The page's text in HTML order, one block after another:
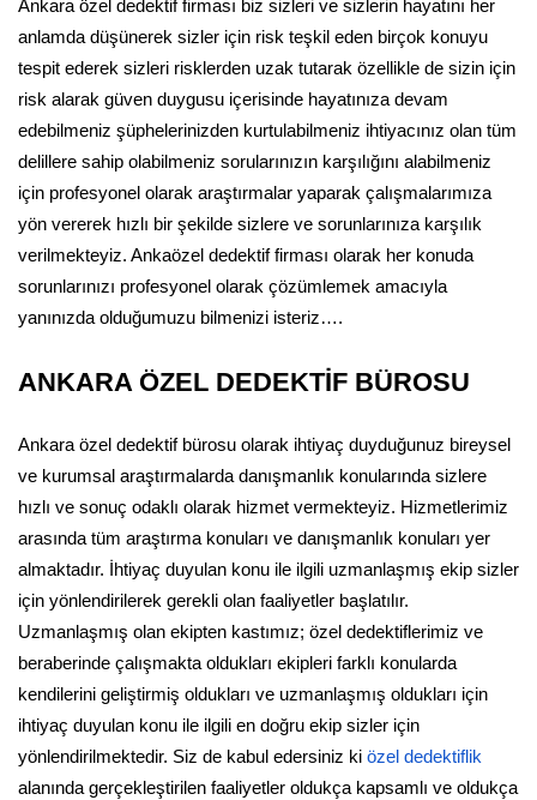
Ankara özel dedektif firması biz sizleri ve sizlerin hayatını her
anlamda düşünerek sizler için risk teşkil eden birçok konuyu
tespit ederek sizleri risklerden uzak tutarak özellikle de sizin için
risk alarak güven duygusu içerisinde hayatınıza devam
edebilmeniz şüphelerinizden kurtulabilmeniz ihtiyacınız olan tüm
delillere sahip olabilmeniz sorularınızın karşılığını alabilmeniz
için profesyonel olarak araştırmalar yaparak çalışmalarımıza
yön vererek hızlı bir şekilde sizlere ve sorunlarınıza karşılık
verilmekteyiz. Ankaözel dedektif firması olarak her konuda
sorunlarınızı profesyonel olarak çözümlemek amacıyla
yanınızda olduğumuzu bilmenizi isteriz….
ANKARA ÖZEL DEDEKTİF BÜROSU
Ankara özel dedektif bürosu olarak ihtiyaç duyduğunuz bireysel
ve kurumsal araştırmalarda danışmanlık konularında sizlere
hızlı ve sonuç odaklı olarak hizmet vermekteyiz. Hizmetlerimiz
arasında tüm araştırma konuları ve danışmanlık konuları yer
almaktadır. İhtiyaç duyulan konu ile ilgili uzmanlaşmış ekip sizler
için yönlendirilerek gerekli olan faaliyetler başlatılır.
Uzmanlaşmış olan ekipten kastımız; özel dedektiflerimiz ve
beraberinde çalışmakta oldukları ekipleri farklı konularda
kendilerini geliştirmiş oldukları ve uzmanlaşmış oldukları için
ihtiyaç duyulan konu ile ilgili en doğru ekip sizler için
yönlendirilmektedir. Siz de kabul edersiniz ki özel dedektiflik
alanında gerçekleştirilen faaliyetler oldukça kapsamlı ve oldukça